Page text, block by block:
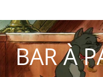
BAR À